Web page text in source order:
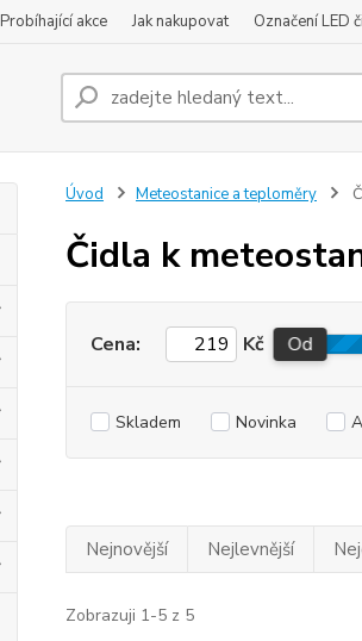
Probíhající akce Jak nakupovat Označení LED
Úvod Meteostanice a teploměry
Čidla k
Cena: Kč Od
Skladem Novinka
Nejnovější Nejlevnější
Zobrazuji 1-5 z 5